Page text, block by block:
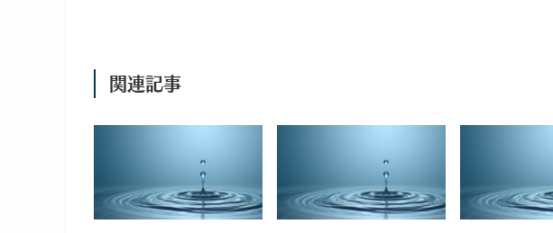
関連記事